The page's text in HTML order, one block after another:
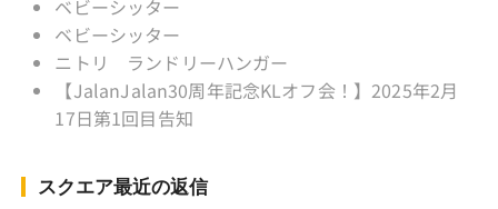
ベビーシッター
ベビーシッター
ニトリ ランドリーハンガー
【JalanJalan30周年記念KLオフ会！】2025年2月
17日第1回目告知
スクエア最近の返信